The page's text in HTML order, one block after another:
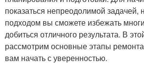
показаться непреодолимой задачей,
подходом вы сможете избежать
добиться отличного результата. В
рассмотрим основные этапы
вам начать с уверенностью.